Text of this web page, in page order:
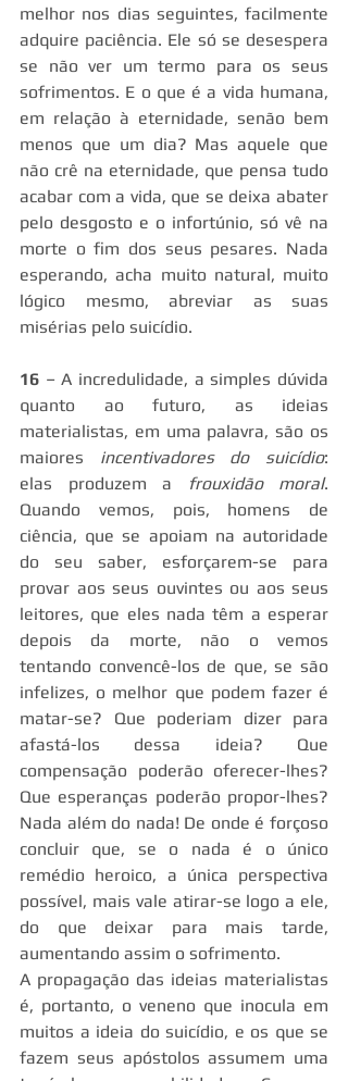
melhor nos dias seguintes, facilmente
adquire paciência. Ele só se desespera
se não ver um termo para os seus
sofrimentos. E o que é a vida humana,
em relação à eternidade, senão bem
menos que um dia? Mas aquele que
não crê na eternidade, que pensa tudo
acabar com a vida, que se deixa abater
pelo desgosto e o infortúnio, só vê na
morte o fim dos seus pesares. Nada
esperando, acha muito natural, muito
lógico mesmo, abreviar as suas
misérias pelo suicídio.
16 – A incredulidade, a simples dúvida
quanto ao futuro, as ideias
materialistas, em uma palavra, são os
maiores incentivadores do suicídio:
elas produzem a
frouxidão moral.
Quando vemos, pois, homens de
ciência, que se apoiam na autoridade
do seu saber, esforçarem-se para
provar aos seus ouvintes ou aos seus
leitores, que eles nada têm a esperar
depois da morte, não o vemos
tentando convencê-los de que, se são
infelizes, o melhor que podem fazer é
matar-se? Que poderiam dizer para
afastá-los dessa ideia? Que
compensação poderão oferecer-lhes?
Que esperanças poderão propor-lhes?
Nada além do nada! De onde é forçoso
concluir que, se o nada é o único
remédio heroico, a única perspectiva
possível, mais vale atirar-se logo a ele,
do que deixar para mais tarde,
aumentando assim o sofrimento.
A propagação das ideias materialistas
é, portanto, o veneno que inocula em
muitos a ideia do suicídio, e os que se
fazem seus apóstolos assumem uma